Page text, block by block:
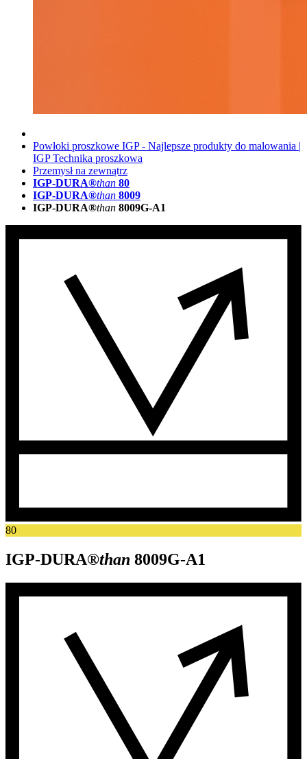
Powłoki proszkowe IGP - Najlepsze produkty do malowania |
IGP Technika proszkowa
Przemysł na zewnątrz
IGP-DURA®than 80
IGP-DURA®than 8009
IGP-DURA®than 8009G-A1
80
IGP-DURA®than 8009G-A1